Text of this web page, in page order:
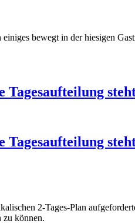
bewegt in der hiesigen
Tagesaufteilung
Tagesaufteilung
2-Tages-Plan
zu können.